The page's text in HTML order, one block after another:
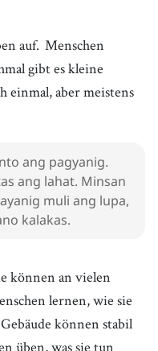
auf. Menschen
gibt es kleine
einmal, aber meistens
ang pagyanig.
ang lahat. Minsan
muli ang lupa,
kalakas.
können an vielen
lernen, wie sie
Gebäude können stabil
üben, was sie tun